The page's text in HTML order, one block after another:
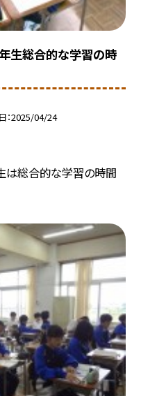
年生総合的な学習の時
2025/04/24
生は総合的な学習の時間